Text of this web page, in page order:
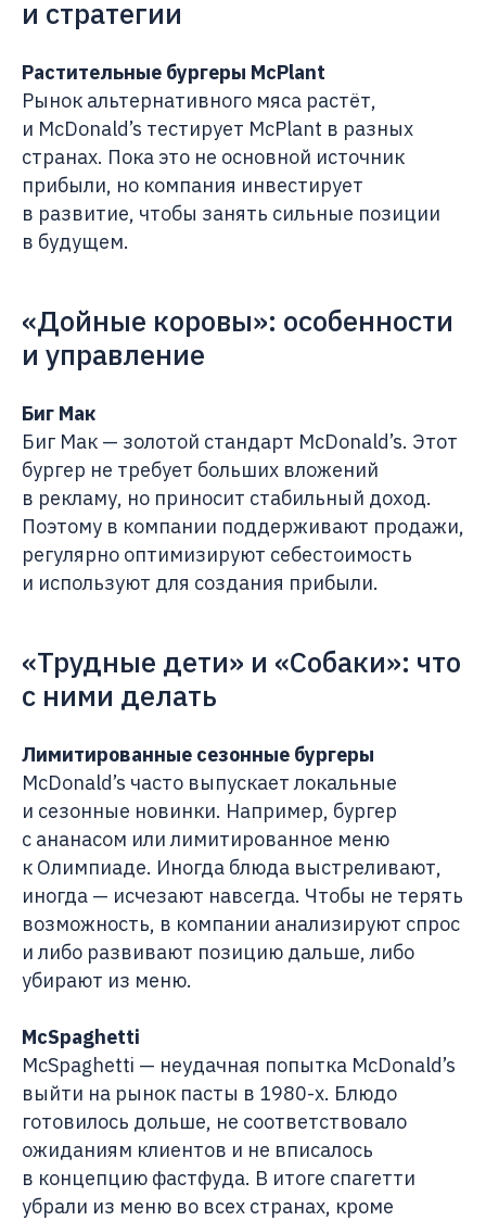
и стратегии
Растительные бургеры McPlant
Рынок альтернативного мяса растёт,
и McDonald’s тестирует McPlant в разных
странах. Пока это не основной источник
прибыли, но компания инвестирует
в развитие, чтобы занять сильные позиции
в будущем.
«Дойные коровы»: особенности
и управление
Биг Мак
Биг Мак — золотой стандарт McDonald’s. Этот
бургер не требует больших вложений
в рекламу, но приносит стабильный доход.
Поэтому в компании поддерживают продажи,
регулярно оптимизируют себестоимость
и используют для создания прибыли.
«Трудные дети» и «Собаки»: что
с ними делать
Лимитированные сезонные бургеры
McDonald’s часто выпускает локальные
и сезонные новинки. Например, бургер
с ананасом или лимитированное меню
к Олимпиаде. Иногда блюда выстреливают,
иногда — исчезают навсегда. Чтобы не терять
возможность, в компании анализируют спрос
и либо развивают позицию дальше, либо
убирают из меню.
McSpaghetti
McSpaghetti — неудачная попытка McDonald’s
выйти на рынок пасты в 1980-х. Блюдо
готовилось дольше, не соответствовало
ожиданиям клиентов и не вписалось
в концепцию фастфуда. В итоге спагетти
убрали из меню во всех странах, кроме